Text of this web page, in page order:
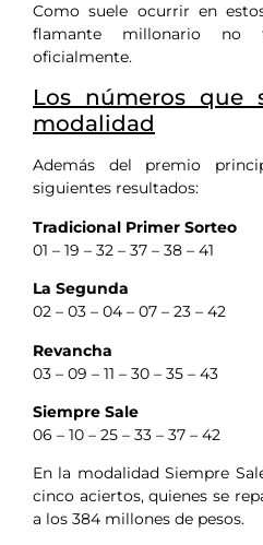
Como suele ocurrir en
flamante millonario no
oficialmente.
Los números que
modalidad
Además del premio
siguientes resultados:
Tradicional Primer Sorteo
01 – 19 – 32 – 37 – 38 – 41
La Segunda
02 – 03 – 04 – 07 – 23 – 42
Revancha
03 – 09 – 11 – 30 – 35 – 43
Siempre Sale
06 – 10 – 25 – 33 – 37 – 42
En la modalidad Siempre
cinco aciertos, quienes se
a los 384 millones de pesos.